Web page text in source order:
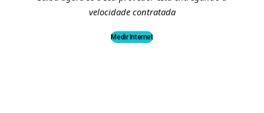
velocidade contratada
Medir Internet